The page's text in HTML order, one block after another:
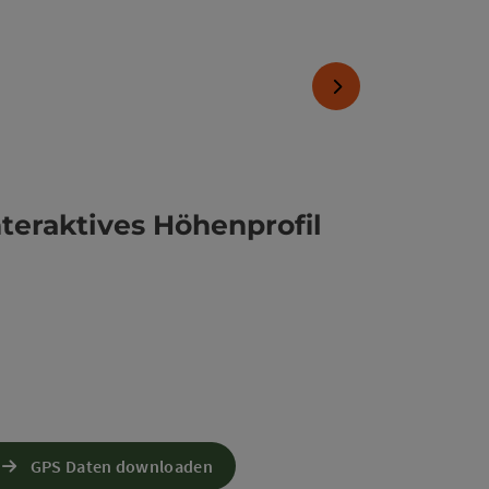
nächstes Element
Höhenprofil
GPS Daten downloaden